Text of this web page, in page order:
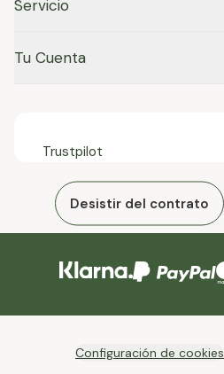
Servicio
Tu Cuenta
Trustpilot
Desistir del contrato
Configuración de cookies